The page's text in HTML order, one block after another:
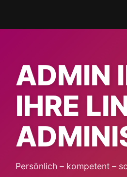
springen
ADMIN
IHRE
Persönlich – kompetent –